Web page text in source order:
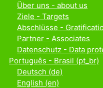
Über uns - about us
Ziele - Targets
Abschlüsse -
Partner - Associates
Datenschutz - Data
Português - Brasil ‎(pt_br)‎
Deutsch ‎(de)‎
English ‎(en)‎